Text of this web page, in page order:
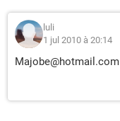
luli
1 jul 2010 à 20:14
Majobe@hotmail.com